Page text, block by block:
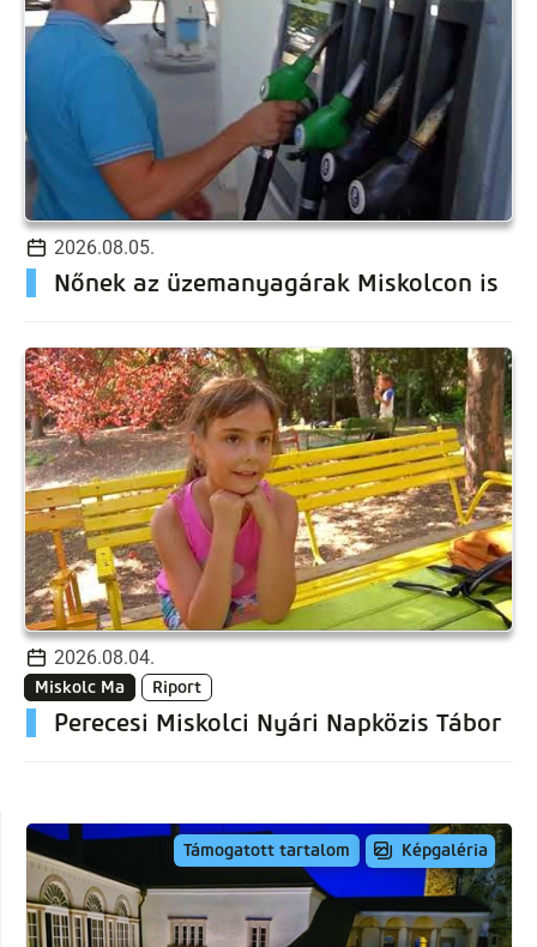
2026.08.05.
Nőnek az üzemanyagárak Miskolcon is
2026.08.04.
Miskolc Ma Riport
Perecesi Miskolci Nyári Napközis Tábor
Támogatott tartalom Képgaléria